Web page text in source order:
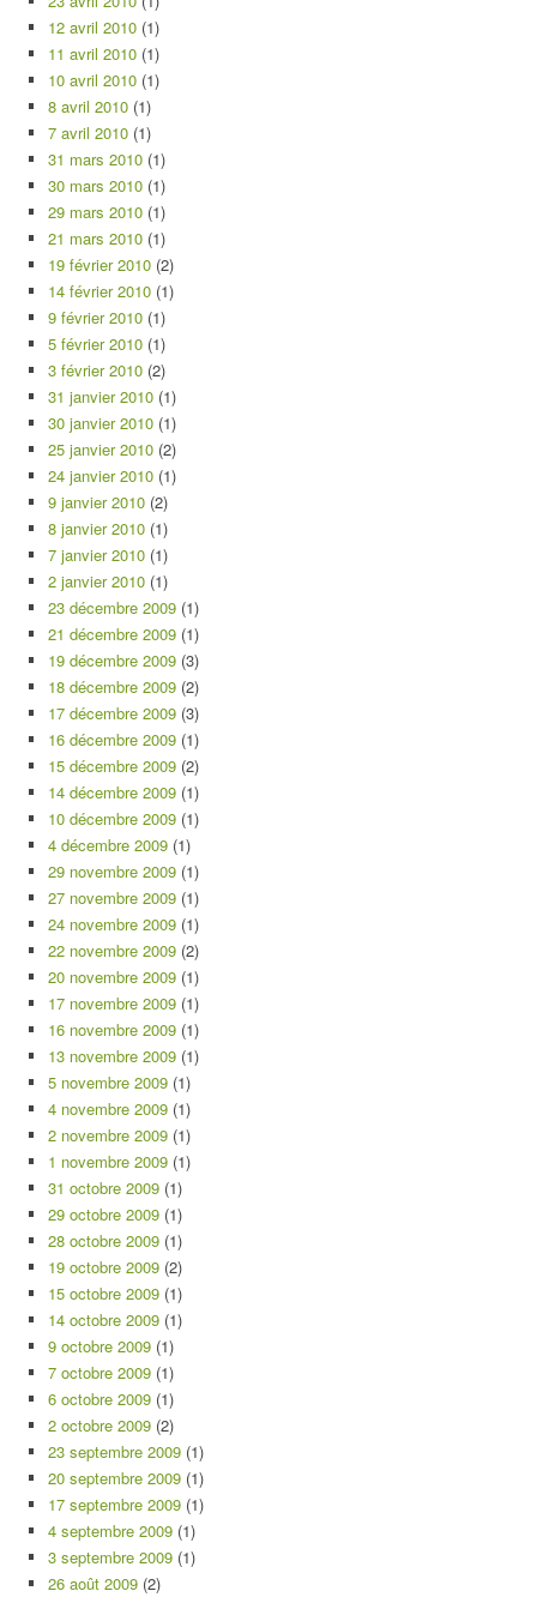
12 avril 2010 (1)
11 avril 2010 (1)
10 avril 2010 (1)
8 avril 2010 (1)
7 avril 2010 (1)
31 mars 2010 (1)
30 mars 2010 (1)
29 mars 2010 (1)
21 mars 2010 (1)
19 février 2010 (2)
14 février 2010 (1)
9 février 2010 (1)
5 février 2010 (1)
3 février 2010 (2)
31 janvier 2010 (1)
30 janvier 2010 (1)
25 janvier 2010 (2)
24 janvier 2010 (1)
9 janvier 2010 (2)
8 janvier 2010 (1)
7 janvier 2010 (1)
2 janvier 2010 (1)
23 décembre 2009 (1)
21 décembre 2009 (1)
19 décembre 2009 (3)
18 décembre 2009 (2)
17 décembre 2009 (3)
16 décembre 2009 (1)
15 décembre 2009 (2)
14 décembre 2009 (1)
10 décembre 2009 (1)
4 décembre 2009 (1)
29 novembre 2009 (1)
27 novembre 2009 (1)
24 novembre 2009 (1)
22 novembre 2009 (2)
20 novembre 2009 (1)
17 novembre 2009 (1)
16 novembre 2009 (1)
13 novembre 2009 (1)
5 novembre 2009 (1)
4 novembre 2009 (1)
2 novembre 2009 (1)
1 novembre 2009 (1)
31 octobre 2009 (1)
29 octobre 2009 (1)
28 octobre 2009 (1)
19 octobre 2009 (2)
15 octobre 2009 (1)
14 octobre 2009 (1)
9 octobre 2009 (1)
7 octobre 2009 (1)
6 octobre 2009 (1)
2 octobre 2009 (2)
23 septembre 2009 (1)
20 septembre 2009 (1)
17 septembre 2009 (1)
4 septembre 2009 (1)
3 septembre 2009 (1)
26 août 2009 (2)